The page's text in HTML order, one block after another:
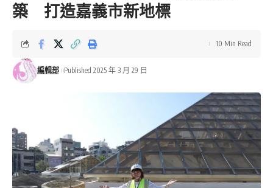
築 打造嘉義市新地標
編輯部 Published 2025 年 3 月 29 日
10 Min Read